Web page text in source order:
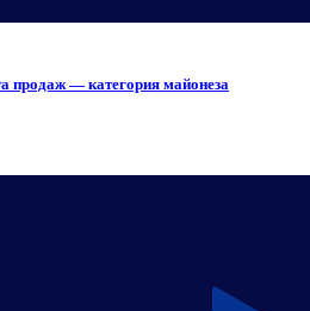
продаж — категория майонеза